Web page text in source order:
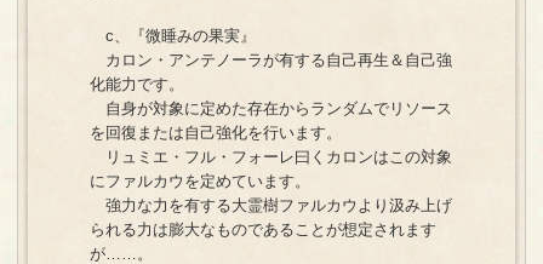
c、『微睡みの果実』
カロン・アンテノーラが有する自己再生＆自己強
化能力です。
自身が対象に定めた存在からランダムでリソース
を回復または自己強化を行います。
リュミエ・フル・フォーレ曰くカロンはこの対象
にファルカウを定めています。
強力な力を有する大霊樹ファルカウより汲み上げ
られる力は膨大なものであることが想定されます
が……。